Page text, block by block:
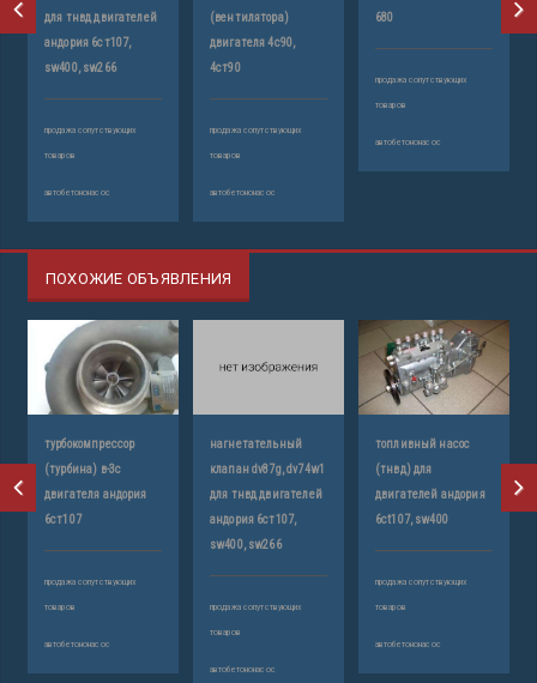
для тнвд двигателей
андория 6ст107,
sw400, sw266
продажа сопутствующих
товаров
автобетононасос
(вентилятора)
двигателя 4с90,
4ст90
продажа сопутствующих
товаров
автобетононасос
680
продажа сопутствующих
товаров
автобетононасос
ПОХОЖИЕ ОБЪЯВЛЕНИЯ
турбокомпрессор
(турбина) в-3с
двигателя андория
6ст107
продажа сопутствующих
товаров
автобетононасос
нагнетательный
клапан dv87g, dv74w1
для тнвд двигателей
андория 6ст107,
sw400, sw266
продажа сопутствующих
товаров
автобетононасос
топливный насос
(тнвд) для
двигателей андория
6ct107, sw400
продажа сопутствующих
товаров
автобетононасос